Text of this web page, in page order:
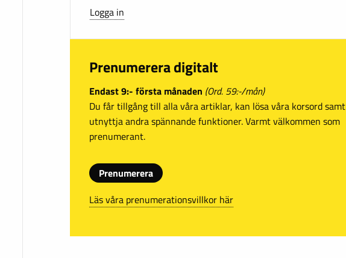
Logga in
Prenumerera digitalt
Endast 9:- första månaden (Ord. 59:-/mån)
Du får tillgång till alla våra artiklar, kan lösa våra korsord samt
utnyttja andra spännande funktioner. Varmt välkommen som
prenumerant.
Prenumerera
Läs våra prenumerationsvillkor här